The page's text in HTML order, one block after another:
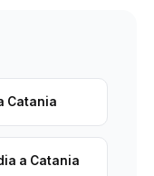
Catania
a Catania